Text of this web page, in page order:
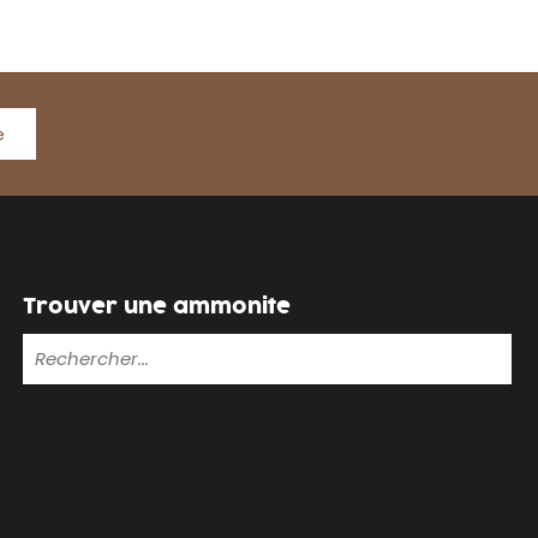
Trouver une ammonite